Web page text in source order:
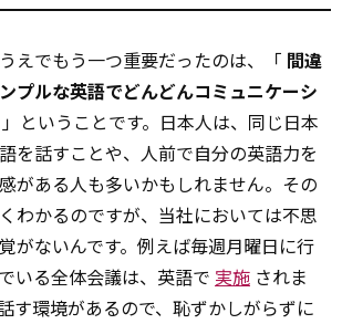
えでもう一つ重要だったのは、「 間違
プルな英語でどんどんコミュニケーシ
」ということです。日本人は、同じ日本
を話すことや、人前で自分の英語力を
がある人も多いかもしれません。その
わかるのですが、当社においては不思
がないんです。例えば毎週月曜日に行
いる全体会議は、英語で 実施 されま
す環境があるので、恥ずかしがらずに